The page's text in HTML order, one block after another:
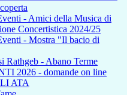
- Amici della Musica di
Concertistica 2024/25
- Mostra "Il bacio di
Rathgeb - Abano Terme
2026 - domande on line
ATA